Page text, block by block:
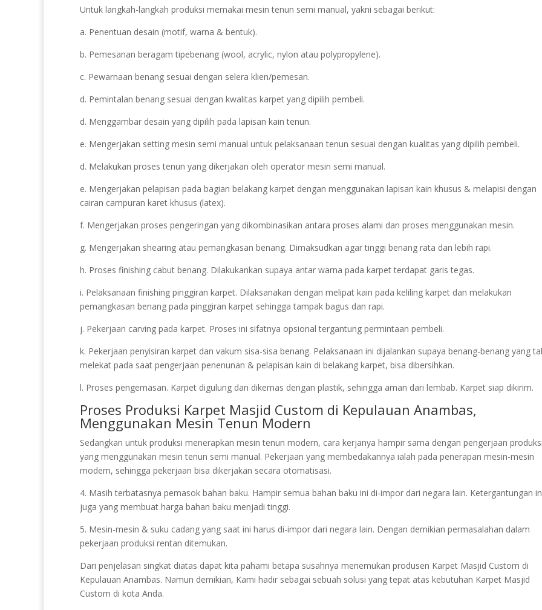
Untuk langkah-langkah produksi memakai mesin tenun semi manual, yakni sebagai berikut:
a. Penentuan desain (motif, warna & bentuk).
b. Pemesanan beragam tipebenang (wool, acrylic, nylon atau polypropylene).
c. Pewarnaan benang sesuai dengan selera klien/pemesan.
d. Pemintalan benang sesuai dengan kwalitas karpet yang dipilih pembeli.
d. Menggambar desain yang dipilih pada lapisan kain tenun.
e. Mengerjakan setting mesin semi manual untuk pelaksanaan tenun sesuai dengan kualitas yang dipilih pembeli.
d. Melakukan proses tenun yang dikerjakan oleh operator mesin semi manual.
e. Mengerjakan pelapisan pada bagian belakang karpet dengan menggunakan lapisan kain khusus & melapisi dengan
cairan campuran karet khusus (latex).
f. Mengerjakan proses pengeringan yang dikombinasikan antara proses alami dan proses menggunakan mesin.
g. Mengerjakan shearing atau pemangkasan benang. Dimaksudkan agar tinggi benang rata dan lebih rapi.
h. Proses finishing cabut benang. Dilakukankan supaya antar warna pada karpet terdapat garis tegas.
i. Pelaksanaan finishing pinggiran karpet. Dilaksanakan dengan melipat kain pada keliling karpet dan melakukan
pemangkasan benang pada pinggiran karpet sehingga tampak bagus dan rapi.
j. Pekerjaan carving pada karpet. Proses ini sifatnya opsional tergantung permintaan pembeli.
k. Pekerjaan penyisiran karpet dan vakum sisa-sisa benang. Pelaksanaan ini dijalankan supaya benang-benang yang
melekat pada saat pengerjaan penenunan & pelapisan kain di belakang karpet, bisa dibersihkan.
l. Proses pengemasan. Karpet digulung dan dikemas dengan plastik, sehingga aman dari lembab. Karpet siap dikirim.
Proses Produksi Karpet Masjid Custom di Kepulauan Anambas,
Menggunakan Mesin Tenun Modern
Sedangkan untuk produksi menerapkan mesin tenun modern, cara kerjanya hampir sama dengan pengerjaan produksi
yang menggunakan mesin tenun semi manual. Pekerjaan yang membedakannya ialah pada penerapan mesin-mesin
modern, sehingga pekerjaan bisa dikerjakan secara otomatisasi.
4. Masih terbatasnya pemasok bahan baku. Hampir semua bahan baku ini di-impor dari negara lain. Ketergantungan
juga yang membuat harga bahan baku menjadi tinggi.
5. Mesin-mesin & suku cadang yang saat ini harus di-impor dari negara lain. Dengan demikian permasalahan dalam
pekerjaan produksi rentan ditemukan.
Dari penjelasan singkat diatas dapat kita pahami betapa susahnya menemukan produsen Karpet Masjid Custom di
Kepulauan Anambas. Namun demikian, Kami hadir sebagai sebuah solusi yang tepat atas kebutuhan Karpet Masjid
Custom di kota Anda.